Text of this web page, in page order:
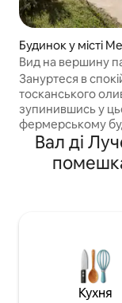
Будинок у місті
Вид на вершину
історичного
Зануртеся в
тосканського
зупинившись у
фермерському
традиційними
елементами,
терракотової
панорамну
перевеземо ваш
узбережжям на
Вал ді
Кухня